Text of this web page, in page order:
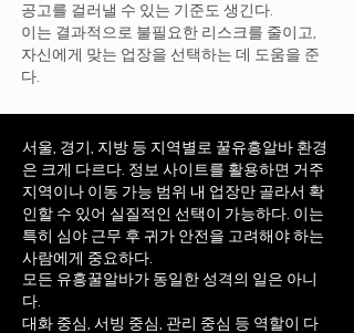
공고를 걸러낼 수 있는 기준도 생긴다.
이는 결과적으로 불필요한 리스크를 줄이고,
자신에게 맞는 업장을 선택하는 데 도움을 준
다.
서울, 경기, 지방 등 지역별로 꿀유흥알바 환경
은 크게 다르다. 정보 사이트를 활용하면 거주
지역이나 이동 가능 범위 내 업장만 골라서 확
인할 수 있어 실질적인 선택이 가능하다. 이는
특히 심야 근무 후 귀가 안전을 고려해야 하는
사람에게 중요하다.
모든 유흥꿀알바가 동일한 성격의 일은 아니
다.
대화 중심, 서빙 중심, 관리 중심 등 역할이 다